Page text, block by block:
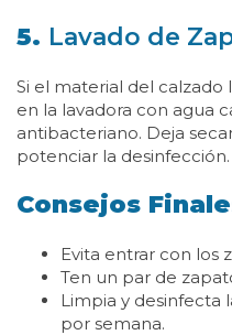
5. Lavado de
Si el material del
en la lavadora con agua
antibacteriano. Deja
potenciar la desinfección.
Consejos
Evita entrar con los
Ten un par de
Limpia y desinfecta
por semana.